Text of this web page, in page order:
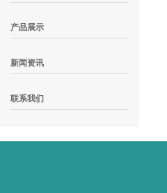
产品展示
新闻资讯
联系我们